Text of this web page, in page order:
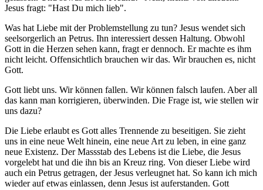
Jesus fragt: "Hast Du mich lieb".
Was hat Liebe mit der Problemstellung zu tun? Jesus wendet sich
seelsorgerlich an Petrus. Ihn interessiert dessen Haltung. Obwohl
Gott in die Herzen sehen kann, fragt er dennoch. Er machte es ihm
nicht leicht. Offensichtlich brauchen wir das. Wir brauchen es, nicht
Gott.
Gott liebt uns. Wir können fallen. Wir können falsch laufen. Aber all
das kann man korrigieren, überwinden. Die Frage ist, wie stellen wir
uns dazu?
Die Liebe erlaubt es Gott alles Trennende zu beseitigen. Sie zieht
uns in eine neue Welt hinein, eine neue Art zu leben, in eine ganz
neue Existenz. Der Massstab des Lebens ist die Liebe, die Jesus
vorgelebt hat und die ihn bis an Kreuz ring. Von dieser Liebe wird
auch ein Petrus getragen, der Jesus verleugnet hat. So kann ich mich
wieder auf etwas einlassen, denn Jesus ist auferstanden. Gott